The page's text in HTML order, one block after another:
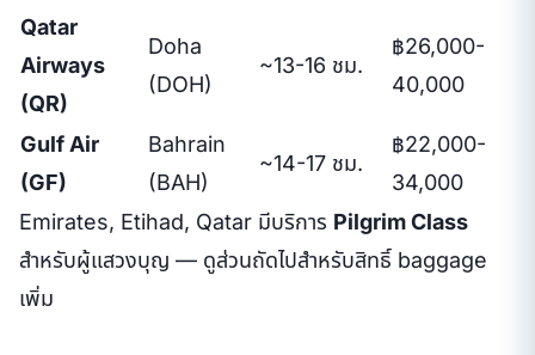
Qatar
Airways
(QR)
Doha
(DOH)
~13-16 ชม.
฿26,000-
40,000
Gulf Air
(GF)
Bahrain
(BAH)
~14-17 ชม.
฿22,000-
34,000
Emirates, Etihad, Qatar มีบริการ Pilgrim Class
สำหรับผู้แสวงบุญ — ดูส่วนถัดไปสำหรับสิทธิ์ baggage
เพิ่ม